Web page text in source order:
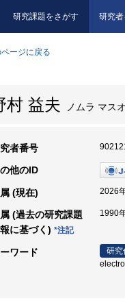
研究課題をさがす 研究
ージに戻る
村 益夫 ノムラ マスオ
者番号
他のID
(現在) 2026
(過去の研究課題
に基づく) *注記
1990
ワード
研究